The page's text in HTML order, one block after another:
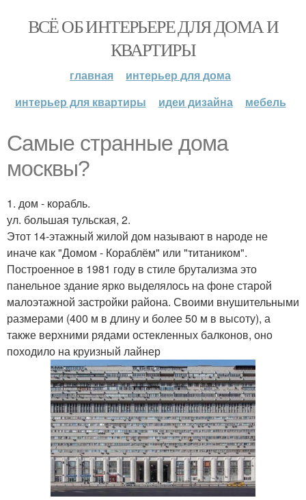
ВСЁ ОБ ИНТЕРЬЕРЕ ДЛЯ ДОМА И
КВАРТИРЫ
главная
интерьер для дома
интерьер для квартиры
идеи дизайна мебель
Самые странные дома
москвы?
1. дом - корабль.
ул. большая тульская, 2.
Этот 14-этажный жилой дом называют в народе не
иначе как "Домом - Кораблём" или "титаником".
Построенное в 1981 году в стиле брутализма это
панельное здание ярко выделялось на фоне старой
малоэтажной застройки района. Своими внушительными
размерами (400 м в длину и более 50 м в высоту), а
также верхними рядами остекленных балконов, оно
походило на круизный лайнер